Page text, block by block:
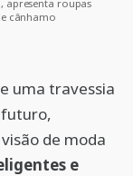
apresenta roupas
cânhamo
uma travessia
de moda
e